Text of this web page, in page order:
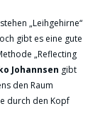
„Leihgehirne“
gibt es eine gute
„Reflecting
Johannsen gibt
den Raum
durch den Kopf